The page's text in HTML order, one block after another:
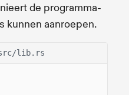
de programma-
kunnen aanroepen.
src/lib.rs